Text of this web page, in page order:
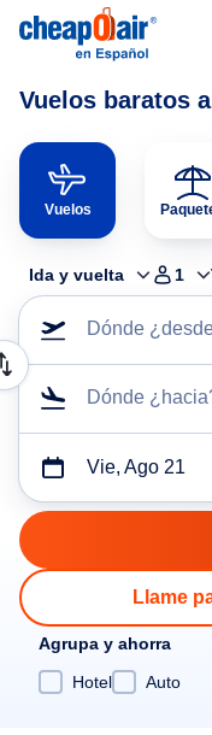
Vuelos baratos
Vuelos
Ida y vuelta 1
Dónde
Dónde
Vie, Ago 21
Llame
Agrupa y ahorra
Hotel
Auto